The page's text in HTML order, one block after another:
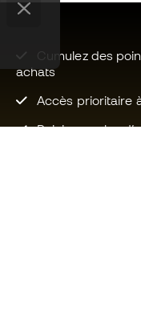
Cumulez des
achats
Accès prioritaire
Rejoignez plus